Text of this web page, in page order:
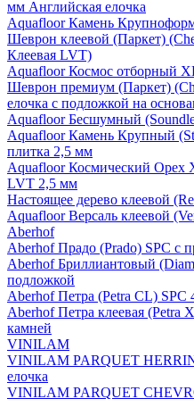
мм Английская елочка
Aquafloor Камень
Шеврон клеевой (Паркет)
Клеевая LVT)
Aquafloor Космос отборный
Шеврон премиум (Паркет)
елочка с подложкой на
Aquafloor Бесшумный
Aquafloor Камень Крупный
плитка 2,5 мм
Aquafloor Космический Орех
LVT 2,5 мм
Настоящее дерево клеевой
Aquafloor Версаль клеевой
Aberhof
Aberhof Прадо (Prado) SPC с
Aberhof Бриллиантовый
подложкой
Aberhof Петра (Petra CL)
Aberhof Петра клеевая
камней
VINILAM
VINILAM PARQUET
елочка
VINILAM PARQUET